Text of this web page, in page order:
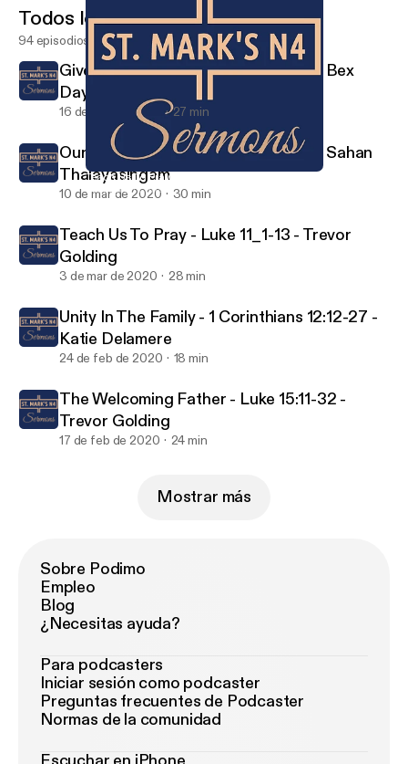
Teach Us To Pray - Luke 11_1-13 - Trevor Golding
Tollington Parish Sermons
Todos los episodios
94 episodios
Give Us This Day - Matthew 6:5-13 - Bex
Daynes
16 de mar de 2020 27 min
Our Father In Heaven - Luke 11:1-13 - Sahan
Thalayasingam
10 de mar de 2020 30 min
Teach Us To Pray - Luke 11_1-13 - Trevor
Golding
3 de mar de 2020 28 min
Unity In The Family - 1 Corinthians 12:12-27 -
Katie Delamere
24 de feb de 2020 18 min
The Welcoming Father - Luke 15:11-32 -
Trevor Golding
17 de feb de 2020 24 min
Mostrar más
Sobre Podimo
Empleo
Blog
¿Necesitas ayuda?
Para podcasters
Iniciar sesión como podcaster
Preguntas frecuentes de Podcaster
Normas de la comunidad